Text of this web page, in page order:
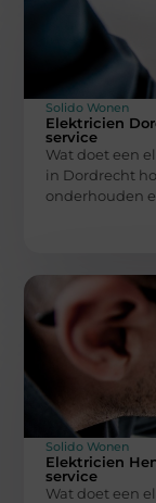
Solido Wonen
Elektricien
service
Wat doet een
in Dordrecht
onderhouden
Solido Wonen
Elektricien
service
Wat doet een